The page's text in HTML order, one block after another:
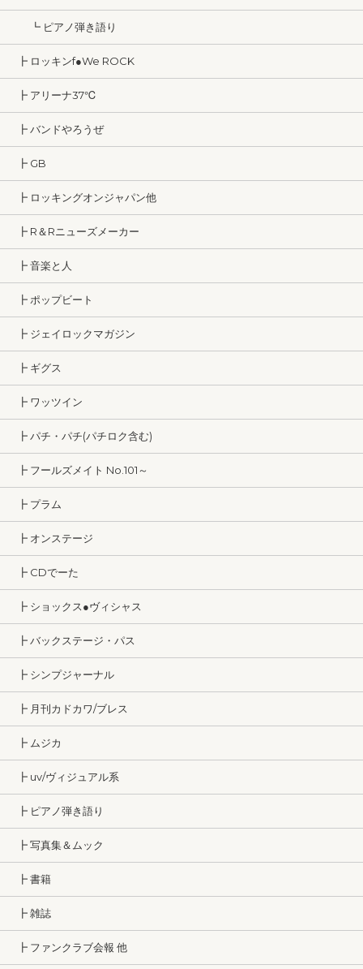
┗ ピアノ弾き語り
┣ ロッキンf●We ROCK
┣ アリーナ37℃
┣ バンドやろうぜ
┣ GB
┣ ロッキングオンジャパン他
┣ R＆Rニューズメーカー
┣ 音楽と人
┣ ポップビート
┣ ジェイロックマガジン
┣ ギグス
┣ ワッツイン
┣ パチ・パチ(パチロク含む)
┣ フールズメイト No.101～
┣ プラム
┣ オンステージ
┣ CDでーた
┣ ショックス●ヴィシャス
┣ バックステージ・パス
┣ シンプジャーナル
┣ 月刊カドカワ/ブレス
┣ ムジカ
┣ uv/ヴィジュアル系
┣ ピアノ弾き語り
┣ 写真集＆ムック
┣ 書籍
┣ 雑誌
┣ ファンクラブ会報 他